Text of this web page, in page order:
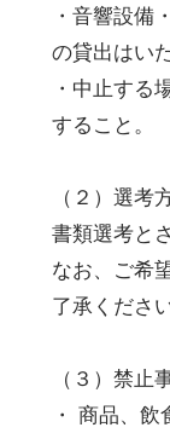
・音響設備
の貸出はい
・中止する
すること。
（２）選考
書類選考と
なお、ご希
了承ください
（３）禁止
・ 商品、飲